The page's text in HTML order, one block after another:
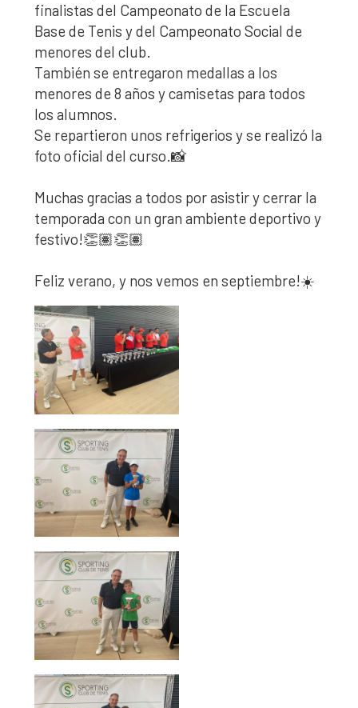
finalistas del Campeonato de la Escuela
Base de Tenis y del Campeonato Social de
menores del club.
También se entregaron medallas a los
menores de 8 años y camisetas para todos
los alumnos.
Se repartieron unos refrigerios y se realizó la
foto oficial del curso.📸
Muchas gracias a todos por asistir y cerrar la
temporada con un gran ambiente deportivo y
festivo!👏🏽👏🏽
Feliz verano, y nos vemos en septiembre!☀️